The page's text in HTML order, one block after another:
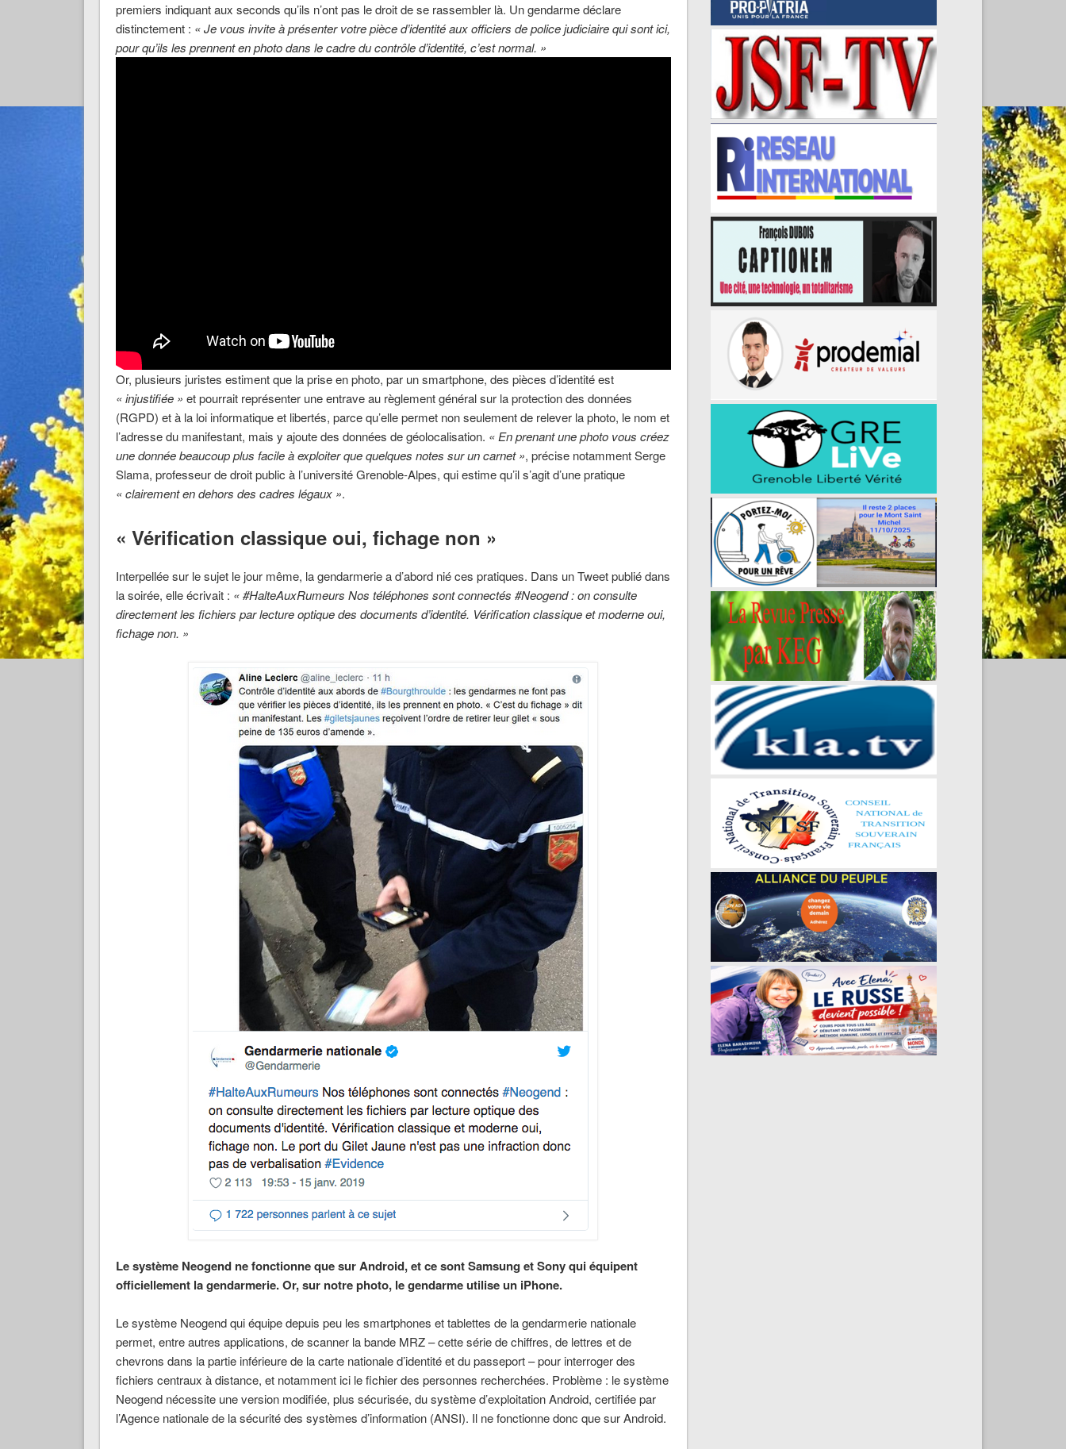
premiers indiquant aux seconds qu’ils n’ont pas le droit de se rassembler là. Un gendarme déclare
distinctement : « Je vous invite à présenter votre pièce d’identité aux officiers de police judiciaire qui sont ici,
pour qu’ils les prennent en photo dans le cadre du contrôle d’identité, c’est normal. »
Or, plusieurs juristes estiment que la prise en photo, par un smartphone, des pièces d’identité est
« injustifiée » et pourrait représenter une entrave au règlement général sur la protection des données
(RGPD) et à la loi informatique et libertés, parce qu’elle permet non seulement de relever la photo, le nom et
l’adresse du manifestant, mais y ajoute des données de géolocalisation. « En prenant une photo vous créez
une donnée beaucoup plus facile à exploiter que quelques notes sur un carnet », précise notamment Serge
Slama, professeur de droit public à l’université Grenoble-Alpes, qui estime qu’il s’agit d’une pratique
« clairement en dehors des cadres légaux ».
« Vérification classique oui, fichage non »
Interpellée sur le sujet le jour même, la gendarmerie a d’abord nié ces pratiques. Dans un Tweet publié dans
la soirée, elle écrivait : « #HalteAuxRumeurs Nos téléphones sont connectés #Neogend : on consulte
directement les fichiers par lecture optique des documents d’identité. Vérification classique et moderne oui,
fichage non. »
Le système Neogend ne fonctionne que sur Android, et ce sont Samsung et Sony qui équipent
officiellement la gendarmerie. Or, sur notre photo, le gendarme utilise un iPhone.
Le système Neogend qui équipe depuis peu les smartphones et tablettes de la gendarmerie nationale
permet, entre autres applications, de scanner la bande MRZ – cette série de chiffres, de lettres et de
chevrons dans la partie inférieure de la carte nationale d’identité et du passeport – pour interroger des
fichiers centraux à distance, et notamment ici le fichier des personnes recherchées. Problème : le système
Neogend nécessite une version modifiée, plus sécurisée, du système d’exploitation Android, certifiée par
l’Agence nationale de la sécurité des systèmes d’information (ANSI). Il ne fonctionne donc que sur Android.